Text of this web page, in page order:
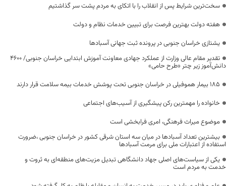
سخت‌ترین شرایط پس از انقلاب را با اتکای به مردم پشت سر گذاشتیم
هفته دولت بهترین فرصت برای تبیین خدمات نظام و دولت
یشتازی خراسان جنوبی در پرونده ثبت جهانی آسبادها
تقدیر مقام عالی وزارت از عملکرد جهادی معاونت آموزش ابتدایی خراسان جنوبی/ ۴۶۰۰
دانش‌آموز زیر چتر «طرح حامی»
۱۸۵ بیمار هموفیلی در خراسان جنوبی تحت پوشش خدمات بیمه سلامت قرار دارند
خانواده را مهمترین رکن پیشگیری از آسیب‌های اجتماعی
موضوع میراث فرهنگی، امری فرابخشی است
بیشترین تعداد آسبادها در میان سه استان شرقی کشور در خراسان جنوبی ،ضرورت
استفاده از اعتبارات ملی برای مرمت آسبادها
یکی از سیاست‌های اصلی جهاد دانشگاهی تبدیل مزیت‌های منطقه‌ای به ثروت و
خدمت به مردم است